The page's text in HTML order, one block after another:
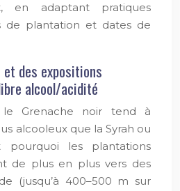
en adaptant pratiques
de plantation et dates de
des expositions
alcool/acidité
Grenache noir tend à
alcooleux que la Syrah ou
pourquoi les plantations
de plus en plus vers des
(jusqu’à 400–500 m sur